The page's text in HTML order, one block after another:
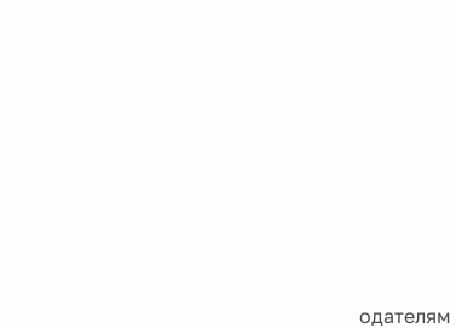
Рекламодателям